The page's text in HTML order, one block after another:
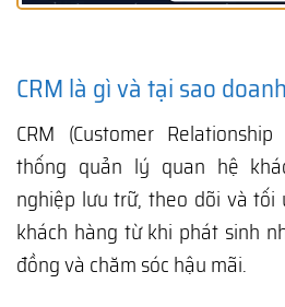
CRM là gì và tại sao
CRM (Customer
thống quản lý quan hệ
nghiệp lưu trữ, theo dõi và
khách hàng từ khi phát sinh
đồng và chăm sóc hậu mãi.